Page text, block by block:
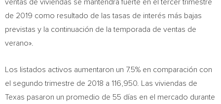
ventas de viviendas se mantendrá fuerte en el tercer trimestre
de 2019 como resultado de las tasas de interés más bajas
previstas y la continuación de la temporada de ventas de
verano».
Los listados activos aumentaron un 7.5% en comparación con
el segundo trimestre de 2018 a 116,950. Las viviendas de
Texas pasaron un promedio de 55 días en el mercado durante